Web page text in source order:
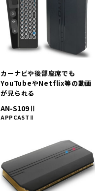
カーナビや後部座席でも
YouTubeやNetflix等の動画
が見られる
AN-S109Ⅱ
APPCASTⅡ